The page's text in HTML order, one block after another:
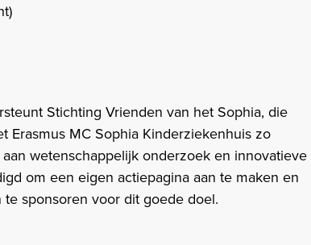
Stichting Vrienden van het Sophia, die
MC Sophia Kinderziekenhuis zo
wetenschappelijk onderzoek en innovatieve
om een eigen actiepagina aan te maken en
sponsoren voor dit goede doel.